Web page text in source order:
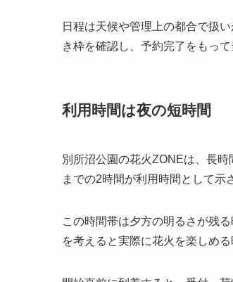
日程は天候や管理上の都合で扱
き枠を確認し、予約完了をもっ
利用時間は夜の短時間
別所沼公園の花火ZONEは、長
までの2時間が利用時間として示
この時間帯は夕方の明るさが残
を考えると実際に花火を楽しめ